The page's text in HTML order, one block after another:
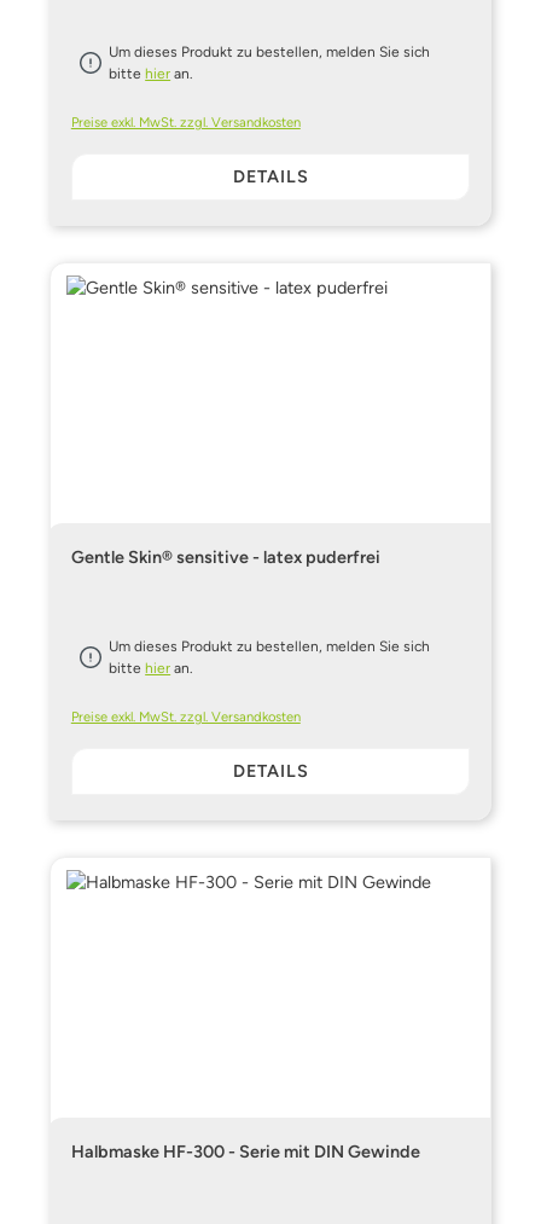
Um dieses Produkt zu bestellen, melden Sie sich
bittehier an.
Preise exkl. MwSt. zzgl. Versandkosten
DETAILS
Gentle Skin® sensitive - latex puderfrei
Um dieses Produkt zu bestellen, melden Sie sich
bittehier an.
Preise exkl. MwSt. zzgl. Versandkosten
DETAILS
Halbmaske HF-300 - Serie mit DIN Gewinde